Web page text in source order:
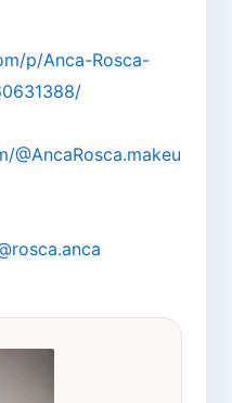
p/Anca-Rosca-